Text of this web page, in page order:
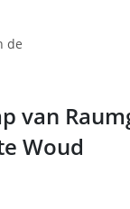
de
van
Woud